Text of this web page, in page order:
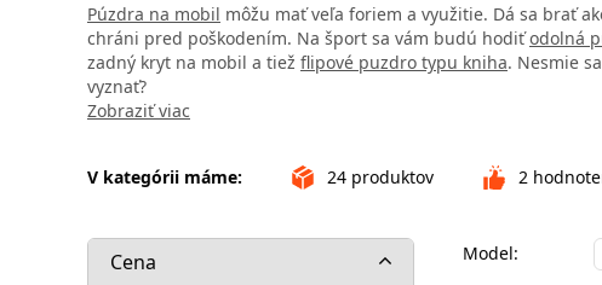
Púzdra na mobil môžu mať veľa foriem a využitie. Dá sa brať
chráni pred poškodením. Na šport sa vám budú hodiťodolná
zadný kryt na mobil a tiež flipové puzdro typu kniha. Nesmie
vyznať?
Zobraziť viac
V kategórii máme: 24 produktov 2
Cena Model: